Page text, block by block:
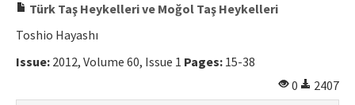
Türk Taş Heykelleri ve Moğol Taş Heykelleri
Toshio Hayashı
Issue: 2012, Volume 60, Issue 1 Pages: 15-38
0
2407